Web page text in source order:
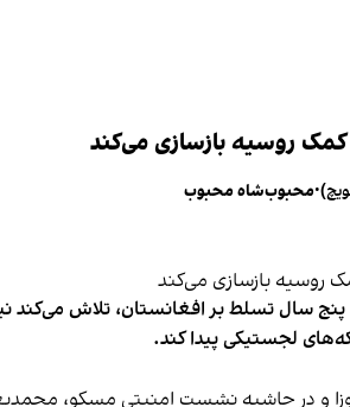
کمک روسیه بازسازی می‌کند
•محبوب‌شاه محبوب
پنج سال تسلط بر افغانستان، تلاش می‌کند
لجستیکی پیدا کند.
و در حاشیه نشست امنیتی مسکو،